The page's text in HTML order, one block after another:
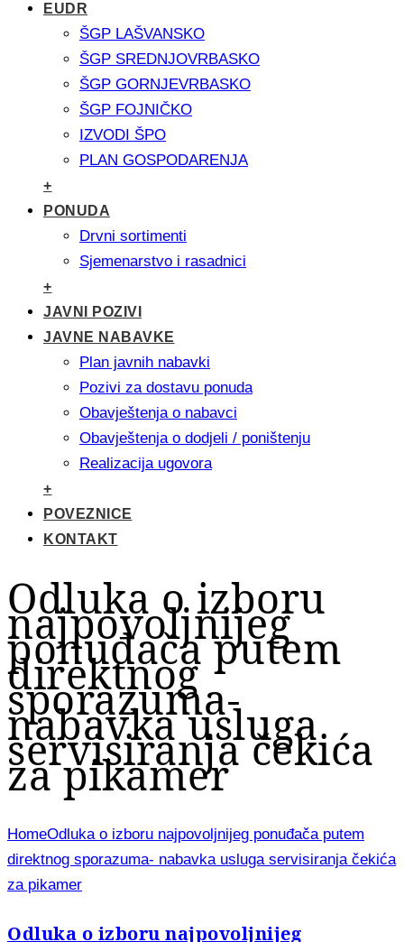
EUDR
ŠGP LAŠVANSKO
ŠGP SREDNJOVRBASKO
ŠGP GORNJEVRBASKO
ŠGP FOJNIČKO
IZVODI ŠPO
PLAN GOSPODARENJA
+
PONUDA
Drvni sortimenti
Sjemenarstvo i rasadnici
+
JAVNI POZIVI
JAVNE NABAVKE
Plan javnih nabavki
Pozivi za dostavu ponuda
Obavještenja o nabavci
Obavještenja o dodjeli / poništenju
Realizacija ugovora
+
POVEZNICE
KONTAKT
Odluka o izboru
najpovoljnijeg
ponuđača putem
direktnog
sporazuma-
nabavka usluga
servisiranja čekića
za pikamer
HomeOdluka o izboru najpovoljnijeg ponuđača putem
direktnog sporazuma- nabavka usluga servisiranja čekića
za pikamer
Odluka o izboru najpovoljnijeg